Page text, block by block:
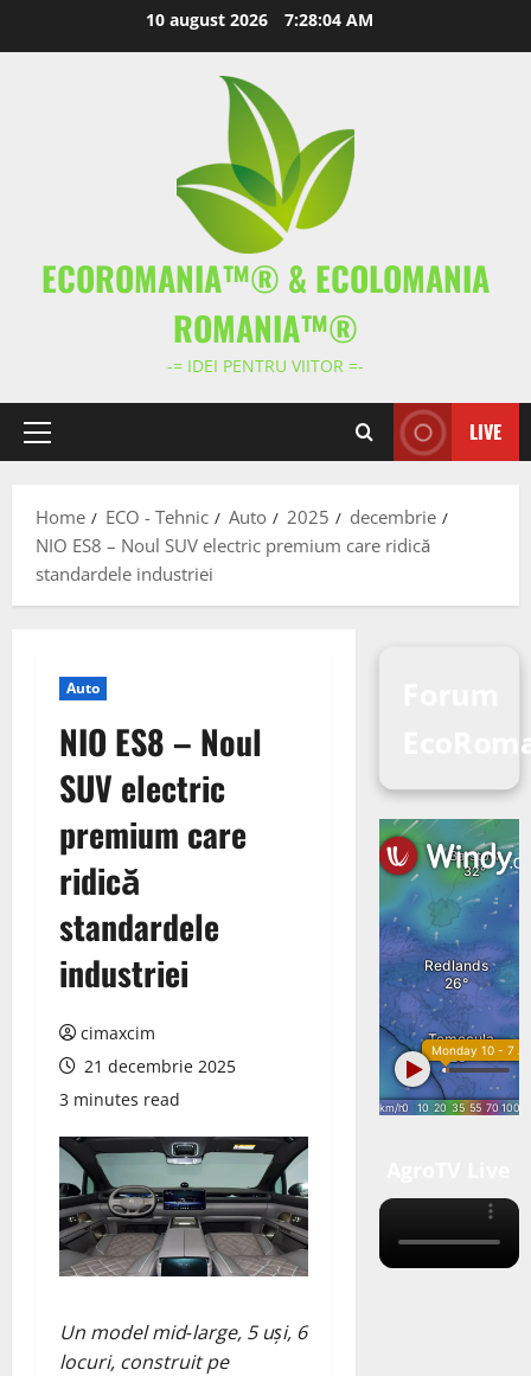
10 august 2026 7:28:05 AM
ECOROMANIA™® & ECOLOMANIA
ROMANIA™®
-= IDEI PENTRU VIITOR =-
Primary
LIVE
Home ECO - Tehnic Auto 2025
decembrie
NIO ES8 – Noul SUV electric premium care ridică
standardele industriei
Auto
NIO ES8 – Noul
SUV electric
premium care
ridică
standardele
industriei
cimaxcim
21 decembrie 2025
3 minutes read
Un model mid‑large, 5 uși, 6
locuri, construit pe